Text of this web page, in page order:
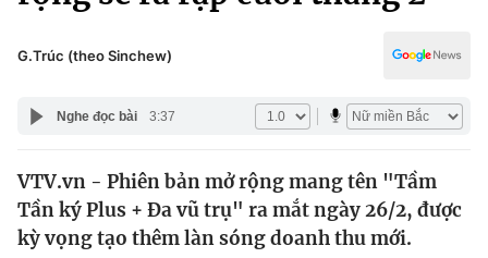
Pháp luật
Thế giới
Y tế
Công nghệ
G.Trúc (theo Sinchew)
Nghe đọc bài 3:37
VTV.vn - Phiên bản mở rộng mang tên "Tầm
Tần ký Plus + Đa vũ trụ" ra mắt ngày 26/2, được
kỳ vọng tạo thêm làn sóng doanh thu mới.